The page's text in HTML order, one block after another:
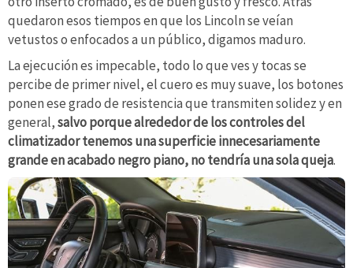
quedaron esos tiempos en que los Lincoln se veían
vetustos o enfocados a un público, digamos maduro.
La ejecución es impecable, todo lo que ves y tocas se
percibe de primer nivel, el cuero es muy suave, los botones
ponen ese grado de resistencia que transmiten solidez y en
general,salvo porque alrededor de los controles del
climatizador tenemos una superficie innecesariamente
grande en acabado negro piano, no tendría una sola queja.